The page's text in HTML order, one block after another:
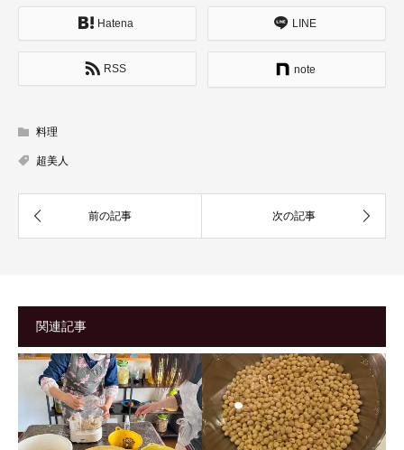
Hatena LINE
RSS note
料理
超美人
関連記事